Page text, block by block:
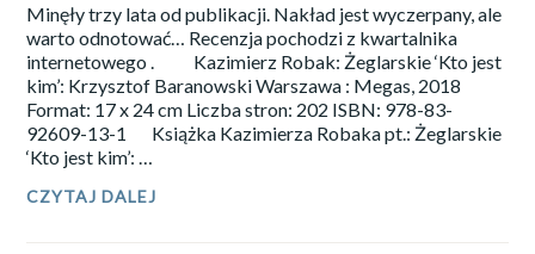
Minęły trzy lata od publikacji. Nakład jest wyczerpany, ale
warto odnotować… Recenzja pochodzi z kwartalnika
internetowego . Kazimierz Robak: Żeglarskie ‘Kto jest
kim’: Krzysztof Baranowski Warszawa : Megas, 2018
Format: 17 x 24 cm Liczba stron: 202 ISBN: 978-83-
92609-13-1 Książka Kazimierza Robaka pt.: Żeglarskie
‘Kto jest kim’: …
CZYTAJ DALEJ